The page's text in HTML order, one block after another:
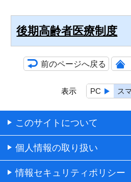
後期高齢者医療制度
前のページへ戻る
表示 PC ス
このサイトについて
個人情報の取り扱い
情報セキュリティポリシー